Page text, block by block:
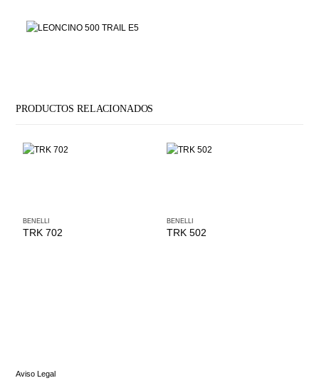
PRODUCTOS RELACIONADOS
BENELLI
TRK 702
BENELLI
TRK 502
Aviso Legal